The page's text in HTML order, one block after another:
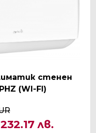
стенен
(WI-FI)
лв.